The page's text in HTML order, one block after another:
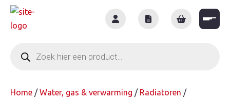
Skip
zoeken
Home /Water, gas & verwarming / Radiatoren /